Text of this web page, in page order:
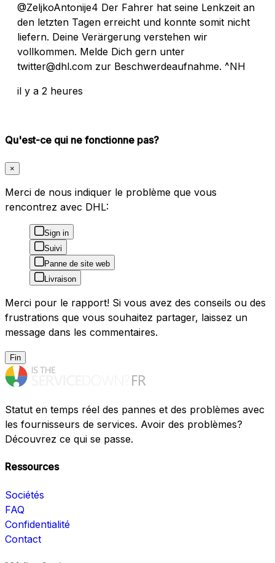
@ZeljkoAntonije4 Der Fahrer hat seine Lenkzeit an
den letzten Tagen erreicht und konnte somit nicht
liefern. Deine Verärgerung verstehen wir
vollkommen. Melde Dich gern unter
twitter@dhl.com zur Beschwerdeaufnahme. ^NH
il y a 2 heures
Qu'est-ce qui ne fonctionne pas?
×
Merci de nous indiquer le problème que vous
rencontrez avec DHL:
Sign in
Suivi
Panne de site web
Livraison
Merci pour le rapport! Si vous avez des conseils ou des
frustrations que vous souhaitez partager, laissez un
message dans les commentaires.
Fin
Statut en temps réel des pannes et des problèmes avec
les fournisseurs de services. Avoir des problèmes?
Découvrez ce qui se passe.
Ressources
Sociétés
FAQ
Confidentialité
Contact